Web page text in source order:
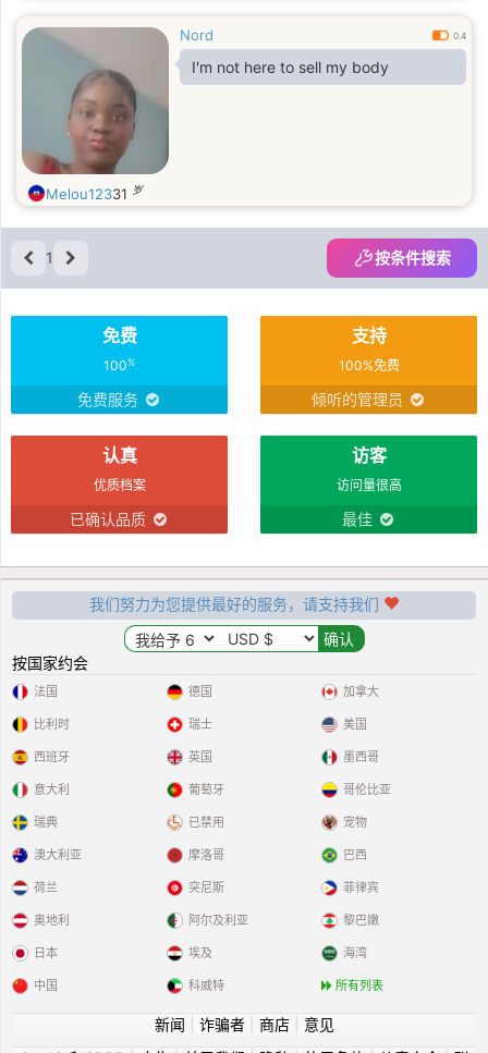
Nord 0.4
I'm not here to sell my body
Melou12331 岁
1 按条件搜索
免费
100%
免费服务
支持
100%免费
倾听的管理员
认真
优质档案
已确认品质
访客
访问量很高
最佳
我们努力为您提供最好的服务，请支持我们
按国家约会
法国
比利时
西班牙
意大利
瑞典
德国
瑞士
英国
葡萄牙
已禁用
加拿大
美国
墨西哥
哥伦比亚
宠物
澳大利亚
荷兰
奥地利
日本
中国
摩洛哥
突尼斯
阿尔及利亚
埃及
科威特
巴西
菲律宾
黎巴嫩
海湾
所有列表
新闻 诈骗者| 商店| 意见